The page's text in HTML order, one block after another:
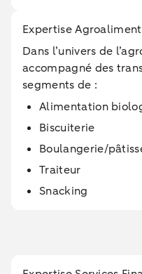
Expertise
Dans l’univers de
accompagné des
segments de :
Alimentation
Biscuiterie
Boulangerie/
Traiteur
Snacking